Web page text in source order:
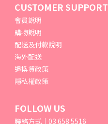
CUSTOMER SUPPORT
會員說明
購物說明
配送及付款說明
海外配送
退換貨政策
隱私權政策
FOLLOW US
聯絡方式｜03 658 5516